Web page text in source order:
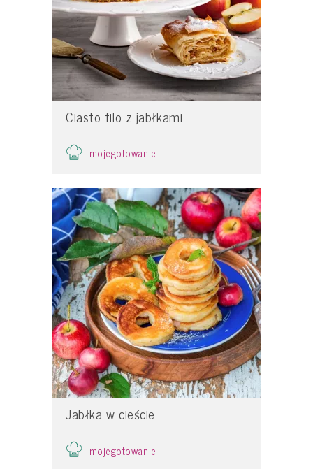
Ciasto filo z jabłkami
mojegotowanie
Jabłka w cieście
mojegotowanie